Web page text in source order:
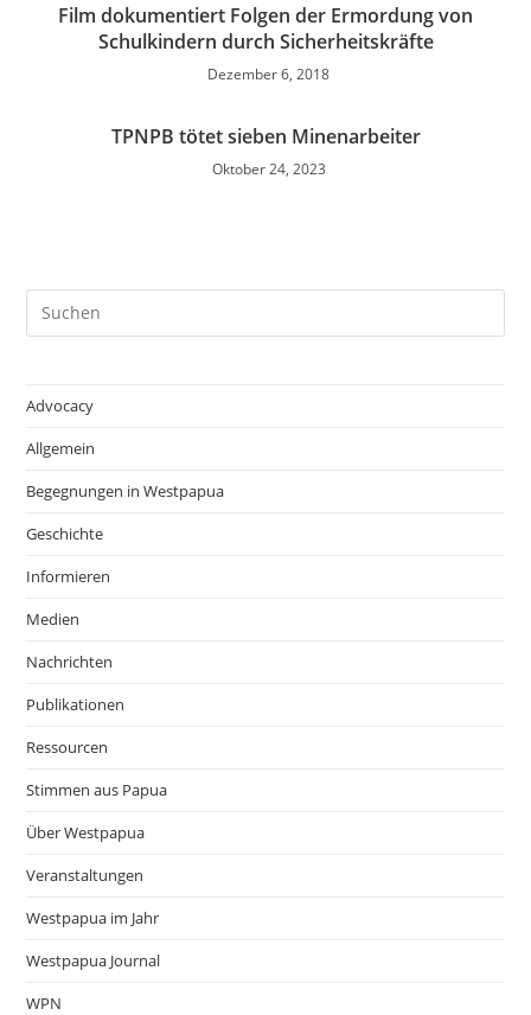
Film dokumentiert Folgen der Ermordung von
Schulkindern durch Sicherheitskräfte
Dezember 6, 2018
TPNPB tötet sieben Minenarbeiter
Oktober 24, 2023
Advocacy
Allgemein
Begegnungen in Westpapua
Geschichte
Informieren
Medien
Nachrichten
Publikationen
Ressourcen
Stimmen aus Papua
Über Westpapua
Veranstaltungen
Westpapua im Jahr
Westpapua Journal
WPN